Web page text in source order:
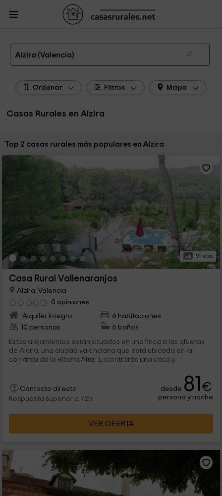
Casas Rurales
Casas Rurales Valencia
Casas Rurales Alzira
Las 2 mejores casas rurales en Alzira de 2026
Alzira (Valencia)
Ordenar Filtros Mapa
Casas Rurales en Alzira
Ordenar por:
Top 2 casas rurales más populares en Alzira
19 Fotos
Casa Rural Vallenaranjos
Alzira, Valencia
0 opiniones
Alquiler íntegro
6 habitaciones
10 personas
6 baños
Estos alojamientos están situados en una finca a las afueras
de Alcira, una ciudad valenciana que está ubicada en la
comarca de la Ribera Alta. Encontrarás una casa y...
Contacto directo
Respuesta superior a 72h
desde 81€
persona y noche
VER OFERTA